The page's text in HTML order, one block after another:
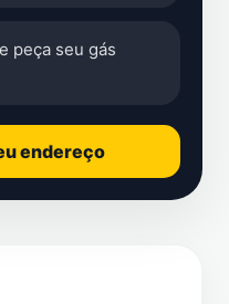
peça seu gás
endereço